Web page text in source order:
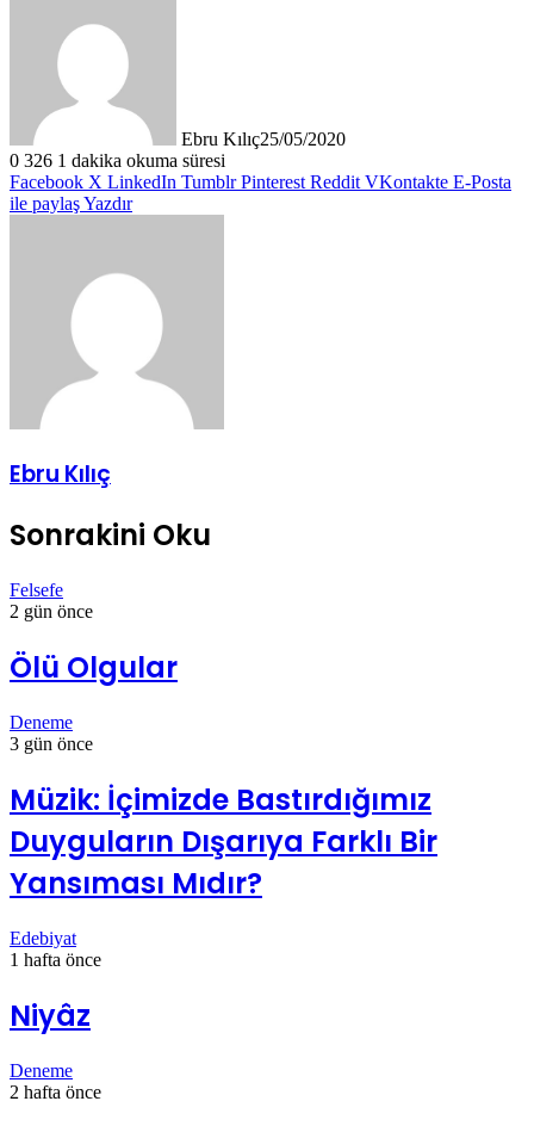
Ebru Kılıç25/05/2020
0 326 1 dakika okuma süresi
Facebook X LinkedIn Tumblr Pinterest Reddit VKontakte E-Posta
ile paylaşYazdır
Ebru Kılıç
Sonrakini Oku
Felsefe
2 gün önce
Ölü Olgular
Deneme
3 gün önce
Müzik: İçimizde Bastırdığımız
Duyguların Dışarıya Farklı Bir
Yansıması Mıdır?
Edebiyat
1 hafta önce
Niyâz
Deneme
2 hafta önce